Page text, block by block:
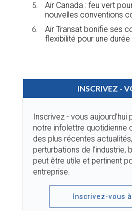
Air Canada : feu vert
nouvelles conventions
Air Transat bonifie ses
flexibilité pour une durée
INSCRIVEZ -
Inscrivez - vous
notre infolettre quotidienne
des plus récentes
perturbations de l’industrie,
peut être utile et pertinent
entreprise.
Inscrivez-vous